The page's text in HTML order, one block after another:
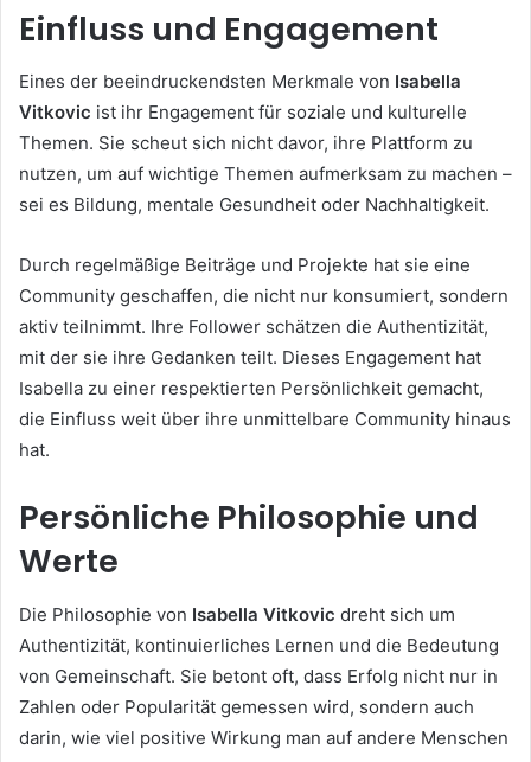
Einfluss und Engagement
Eines der beeindruckendsten Merkmale von Isabella
Vitkovic ist ihr Engagement für soziale und kulturelle
Themen. Sie scheut sich nicht davor, ihre Plattform zu
nutzen, um auf wichtige Themen aufmerksam zu machen –
sei es Bildung, mentale Gesundheit oder Nachhaltigkeit.
Durch regelmäßige Beiträge und Projekte hat sie eine
Community geschaffen, die nicht nur konsumiert, sondern
aktiv teilnimmt. Ihre Follower schätzen die Authentizität,
mit der sie ihre Gedanken teilt. Dieses Engagement hat
Isabella zu einer respektierten Persönlichkeit gemacht,
die Einfluss weit über ihre unmittelbare Community hinaus
hat.
Persönliche Philosophie und
Werte
Die Philosophie von Isabella Vitkovic dreht sich um
Authentizität, kontinuierliches Lernen und die Bedeutung
von Gemeinschaft. Sie betont oft, dass Erfolg nicht nur in
Zahlen oder Popularität gemessen wird, sondern auch
darin, wie viel positive Wirkung man auf andere Menschen